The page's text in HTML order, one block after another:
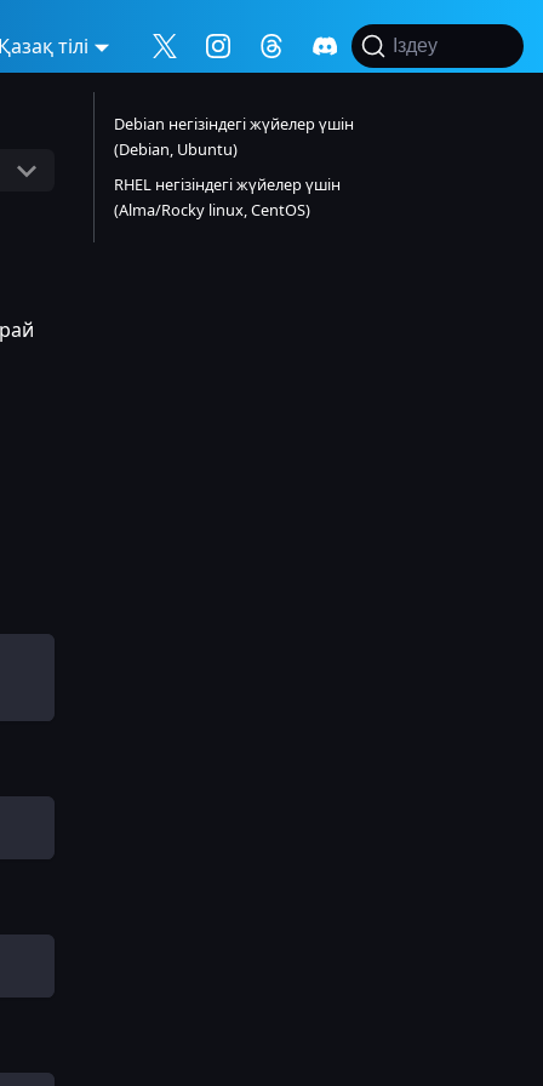
тілі Іздеу
Debian негізіндегі жүйелер үшін
(Debian, Ubuntu)
RHEL негізіндегі жүйелер үшін
(Alma/Rocky linux, CentOS)